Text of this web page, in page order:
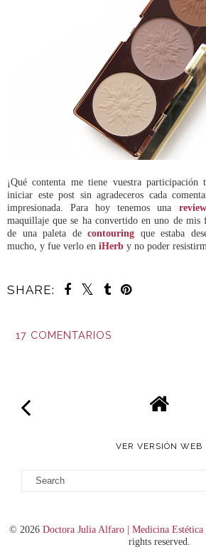
¡Qué contenta me tiene vuestra
iniciar este post sin agradeceros cada
impresionada. Para hoy tenemos una review
maquillaje que se ha convertido en uno de mis
de una paleta de contouring que estaba
mucho, y fue verlo en iHerb y no poder
SHARE:
17 COMENTARIOS
VER VERSIÓN WEB
© 2026 Doctora Julia Alfaro | Medicina
rights reserved.